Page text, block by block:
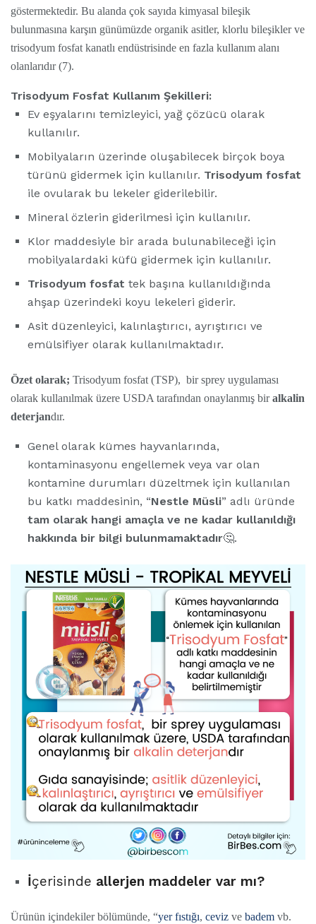
göstermektedir. Bu alanda çok sayıda kimyasal bileşik
bulunmasına karşın günümüzde organik asitler, klorlu bileşikler ve
trisodyum fosfat kanatlı endüstrisinde en fazla kullanım alanı
olanlarıdır (7).
Trisodyum Fosfat Kullanım Şekilleri:
Ev eşyalarını temizleyici, yağ çözücü olarak
kullanılır.
Mobilyaların üzerinde oluşabilecek birçok boya
türünü gidermek için kullanılır. Trisodyum fosfat
ile ovularak bu lekeler giderilebilir.
Mineral özlerin giderilmesi için kullanılır.
Klor maddesiyle bir arada bulunabileceği için
mobilyalardaki küfü gidermek için kullanılır.
Trisodyum fosfat tek başına kullanıldığında
ahşap üzerindeki koyu lekeleri giderir.
Asit düzenleyici, kalınlaştırıcı, ayrıştırıcı ve
emülsifiyer olarak kullanılmaktadır.
Özet olarak; Trisodyum fosfat (TSP), bir sprey uygulaması
olarak kullanılmak üzere USDA tarafından onaylanmış biralkalin
deterjandır.
Genel olarak kümes hayvanlarında,
kontaminasyonu engellemek veya var olan
kontamine durumları düzeltmek için kullanılan
bu katkı maddesinin, “Nestle Müsli” adlı üründe
tam olarak hangi amaçla ve ne kadar kullanıldığı
hakkında bir bilgi bulunmamaktadır🤔.
İçerisinde allerjen maddeler var mı?
Ürünün içindekiler bölümünde, “yer fıstığı, ceviz ve badem vb.